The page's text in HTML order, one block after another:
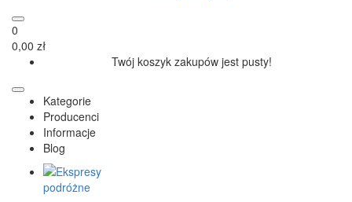
0
0,00 zł
Twój koszyk zakupów jest pusty!
Kategorie
Producenci
Informacje
Blog